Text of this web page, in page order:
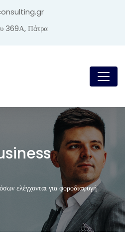
εργαλείων
369Α, Πάτρα
ελέγχονται για φοροδιαφυγή